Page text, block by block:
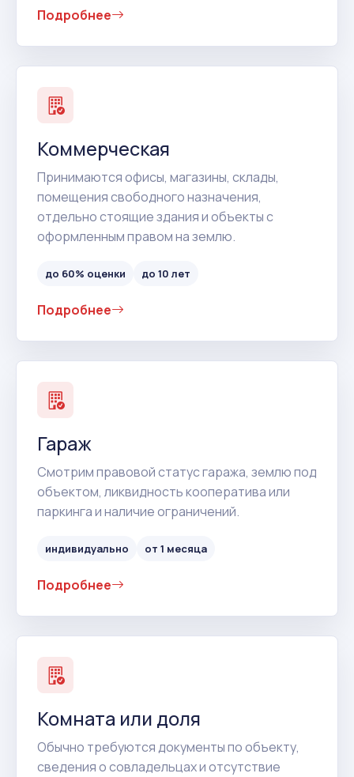
Подробнее
Коммерческая
Принимаются офисы, магазины, склады,
помещения свободного назначения,
отдельно стоящие здания и объекты с
оформленным правом на землю.
до 60% оценки до 10 лет
Подробнее
Гараж
Смотрим правовой статус гаража, землю под
объектом, ликвидность кооператива или
паркинга и наличие ограничений.
индивидуально от 1 месяца
Подробнее
Комната или доля
Обычно требуются документы по объекту,
сведения о совладельцах и отсутствие